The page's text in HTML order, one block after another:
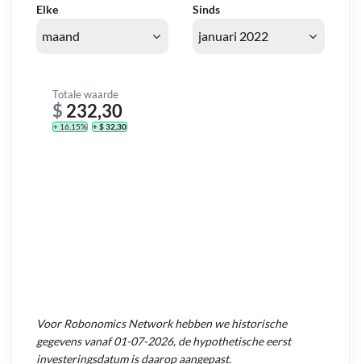
Elke Sinds
Totale waarde
$ 232,30
+ 16,15% + $ 32,30
VoorRobonomics Networkhebben we historische
gegevens vanaf01-07-2026, de hypothetische eerst
investeringsdatum is daarop aangepast.